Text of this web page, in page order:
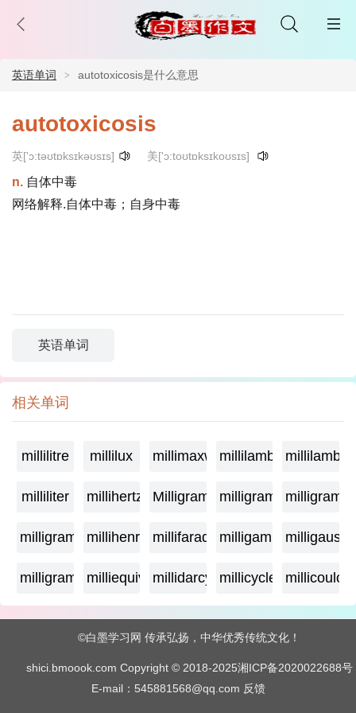
英语单词 autotoxicosis是什么意思
autotoxicosis
英['ɔ:təʊtɒksɪkəʊsɪs] 美['ɔ:toʊtɒksɪkoʊsɪs]
n. 自体中毒
网络解释.自体中毒；自身中毒
英语单词
相关单词
millilitre millilux millimaxwellmillilambda
milliliter millihertz Milligramagemilligrame
milligrammemillihenry millifarad milligammamilligauss
milligram milliequivalentmillidarcy millicycle
©白墨学习网 传承弘扬，中华优秀传统文化！
shici.bmoook.com Copyright © 2018-2025湘ICP备2020022688号
E-mail：545881568@qq.com 反馈